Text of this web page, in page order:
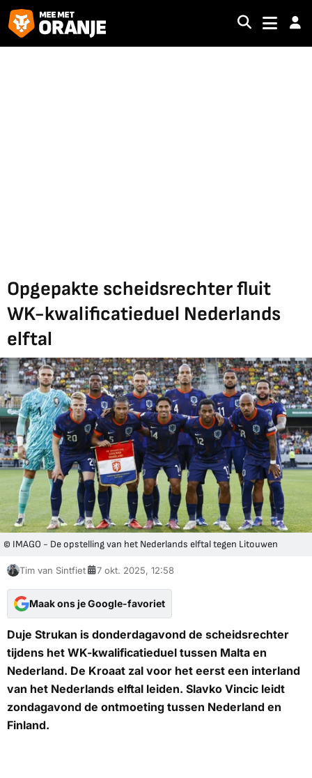
Opgepakte scheidsrechter fluit
WK-kwalificatieduel Nederlands
elftal
© IMAGO - De opstelling van het Nederlands elftal tegen Litouwen
Tim van Sintfiet 7 okt. 2025, 12:58
Maak ons je Google-favoriet
Duje Strukan is donderdagavond de scheidsrechter
tijdens het WK-kwalificatieduel tussen Malta en
Nederland. De Kroaat zal voor het eerst een interland
van het Nederlands elftal leiden. Slavko Vincic leidt
zondagavond de ontmoeting tussen Nederland en
Finland.